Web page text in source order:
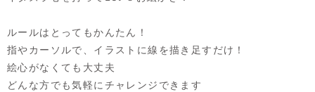
ルールはとってもかんたん！
指やカーソルで、イラストに線を描き足すだけ！
絵心がなくても大丈夫
どんな方でも気軽にチャレンジできます